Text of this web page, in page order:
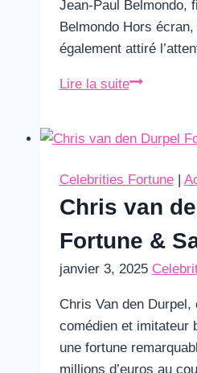
Jean-Paul Belmondo,
Belmondo Hors
également attiré
Lire la suiteVictor
Celebrities Fortune|
Chris van
Fortune &
janvier 3, 2025
Chris Van den Durpel,
comédien et imitateur
une fortune
millions d’euros au